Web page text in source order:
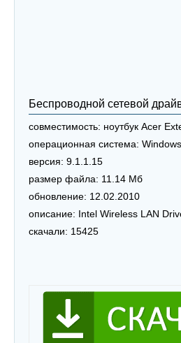
Беспроводной сетевой
совместимость: ноутбук Acer
операционная система:
версия: 9.1.1.15
размер файла: 11.14 Мб
обновление: 12.02.2010
описание: Intel Wireless LAN
скачали: 15425